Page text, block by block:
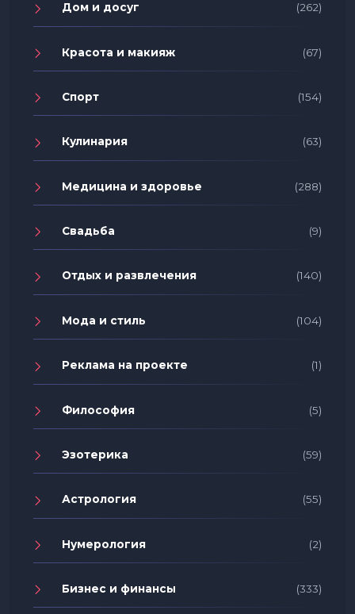
Дом и досуг (262)
Красота и макияж (67)
Спорт (154)
Кулинария (63)
Медицина и здоровье (288)
Свадьба (9)
Отдых и развлечения (140)
Мода и стиль (104)
Реклама на проекте (1)
Философия (5)
Эзотерика (59)
Астрология (55)
Нумерология (2)
Бизнес и финансы (333)